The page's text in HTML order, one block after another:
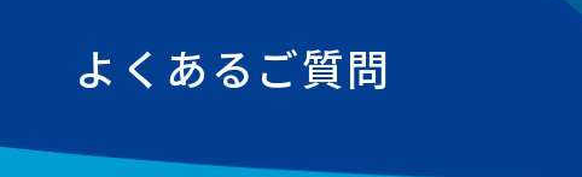
よくあるご質問